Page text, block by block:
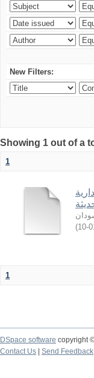
New Filters:
Showing 1 out of a
1
)
1
DSpace software copyright
Contact Us
Send Feedback